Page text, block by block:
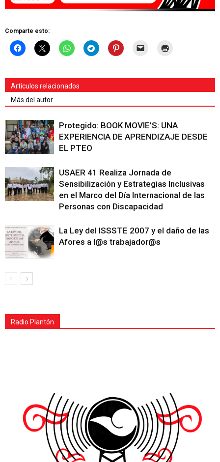
Comparte esto:
Artículos relacionados
Más del autor
Protegido: BOOK MOVIE’S: UNA
EXPERIENCIA DE APRENDIZAJE DESDE
EL PTEO
USAER 41 Realiza Jornada de
Sensibilización y Estrategias Inclusivas
en el Marco del Día Internacional de las
Personas con Discapacidad
La Ley del ISSSTE 2007 y el daño de las
Afores a l@s trabajador@s
Radio Plantón